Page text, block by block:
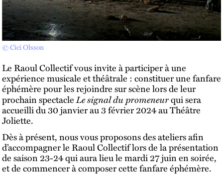
Le Raoul Collectif vous invite à participer à une
expérience musicale et théâtrale : constituer une fanfare
éphémère pour les rejoindre sur scène lors de leur
prochain spectacleLe signal du promeneurqui sera
accueilli du 30 janvier au 3 février 2024 au Théâtre
Joliette.
Dès à présent, nous vous proposons des ateliers afin
d’accompagner le Raoul Collectif lors de la présentation
de saison 23-24 qui aura lieu le mardi 27 juin en soirée,
et de commencer à composer cette fanfare éphémère.
© Cici Olsson